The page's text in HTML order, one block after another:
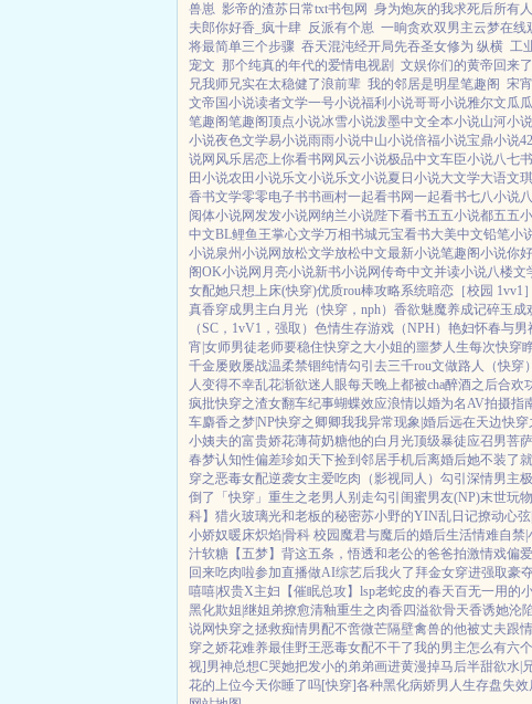
兽崽 影帝的渣苏日常txt书包网 身为炮灰的我求死后所有
夫郎你好香_疯十肆 反派有个崽 一晌贪欢双男主云梦在线
将最简单三个步骤 吞天混沌经开局先吞圣女修为 纵横 工
宠文 那个纯真的年代的爱情电视剧 文娱你们的黄帝回来
兄我师兄实在太稳健了浪前辈 我的邻居是明星笔趣阁 宋
文帝国小说读者文学一号小说福利小说哥哥小说雅尔文瓜
笔趣阁笔趣阁顶点小说冰雪小说泼墨中文全本小说山河小说
小说夜色文学易小说雨雨小说中山小说倍福小说宝鼎小说
说网 风乐居恋上你看书网 风云小说极品中文车臣小说八七
田小说农田小说乐文小说乐文小说夏日小说大文学大语文
香书文学零零电子书书画村一起看书网一起看书七八小说
阅体小说网发发小说网纳兰小说陛下看书五五小说都五五
中文BL鲤鱼王掌心文学万相书城元宝看书大美中文铅笔小
小说泉州小说网放松文学放松中文最新小说笔趣阁小说你
阁OK小说网 月亮小说新书小说网传奇中文并读小说八楼文
女配她只想上床(快穿)优质rou棒攻略系统暗恋［校园 1vv1］
真香穿成男主白月光（快穿，nph） 香欲魅魔养成记碎玉成
（SC，1vV1，强取） 色情生存游戏（NPH） 艳妇怀春与男
宵|女师男徒老师要稳住快穿之大小姐的噩梦人生每次快穿
千金屡败屡战温柔禁锢纯情勾引 去三千rou文做路人（快穿）
人变得不幸乱花渐欲迷人眼每天晚上都被cha醉酒之后合欢
疯批快穿之渣女翻车纪事蝴蝶效应浪情以婚为名AV拍摄指
车麝香之梦|NP快穿之卿卿我我异常现象|婚后远在天边快穿
小姨夫的富贵娇花薄荷奶糖他的白月光顶级暴徒应召男菩萨
春梦认知性偏差珍如天下捡到邻居手机后离婚后她不装了
穿之恶毒女配逆袭女主爱吃肉 （影视同人）勾引深情男主
倒了「快穿」 重生之老男人别走勾引闺蜜男友(NP)末世玩
科】猎火玻璃光和老板的秘密苏小野的YIN乱日记撩动心弦
小娇奴暖床炽焰|骨科 校园 魔君与魔后的婚后生活情难自禁|
汁软糖 【五梦】背这五条，悟透和老公的爸爸拍激情戏偏
回来吃肉啦参加直播做AI综艺后我火了 拜金女穿进强取豪
嘻嘻|权贵X主妇 【催眠总攻】lsp老蛇皮的春天百无一用的
黑化欺姐|继姐弟撩愈清釉重生之肉香四溢欲骨天香诱她沦
说网快穿之拯救痴情男配不啻微芒隔壁禽兽的他被丈夫跟
穿之娇花难养最佳野王恶毒女配不干了我的男主怎么有六个
视]男神总想C哭她把发小的弟弟画进黄漫掉马后半甜欲水|
花的上位今天你睡了吗[快穿]各种黑化病娇男 人生存盘失效